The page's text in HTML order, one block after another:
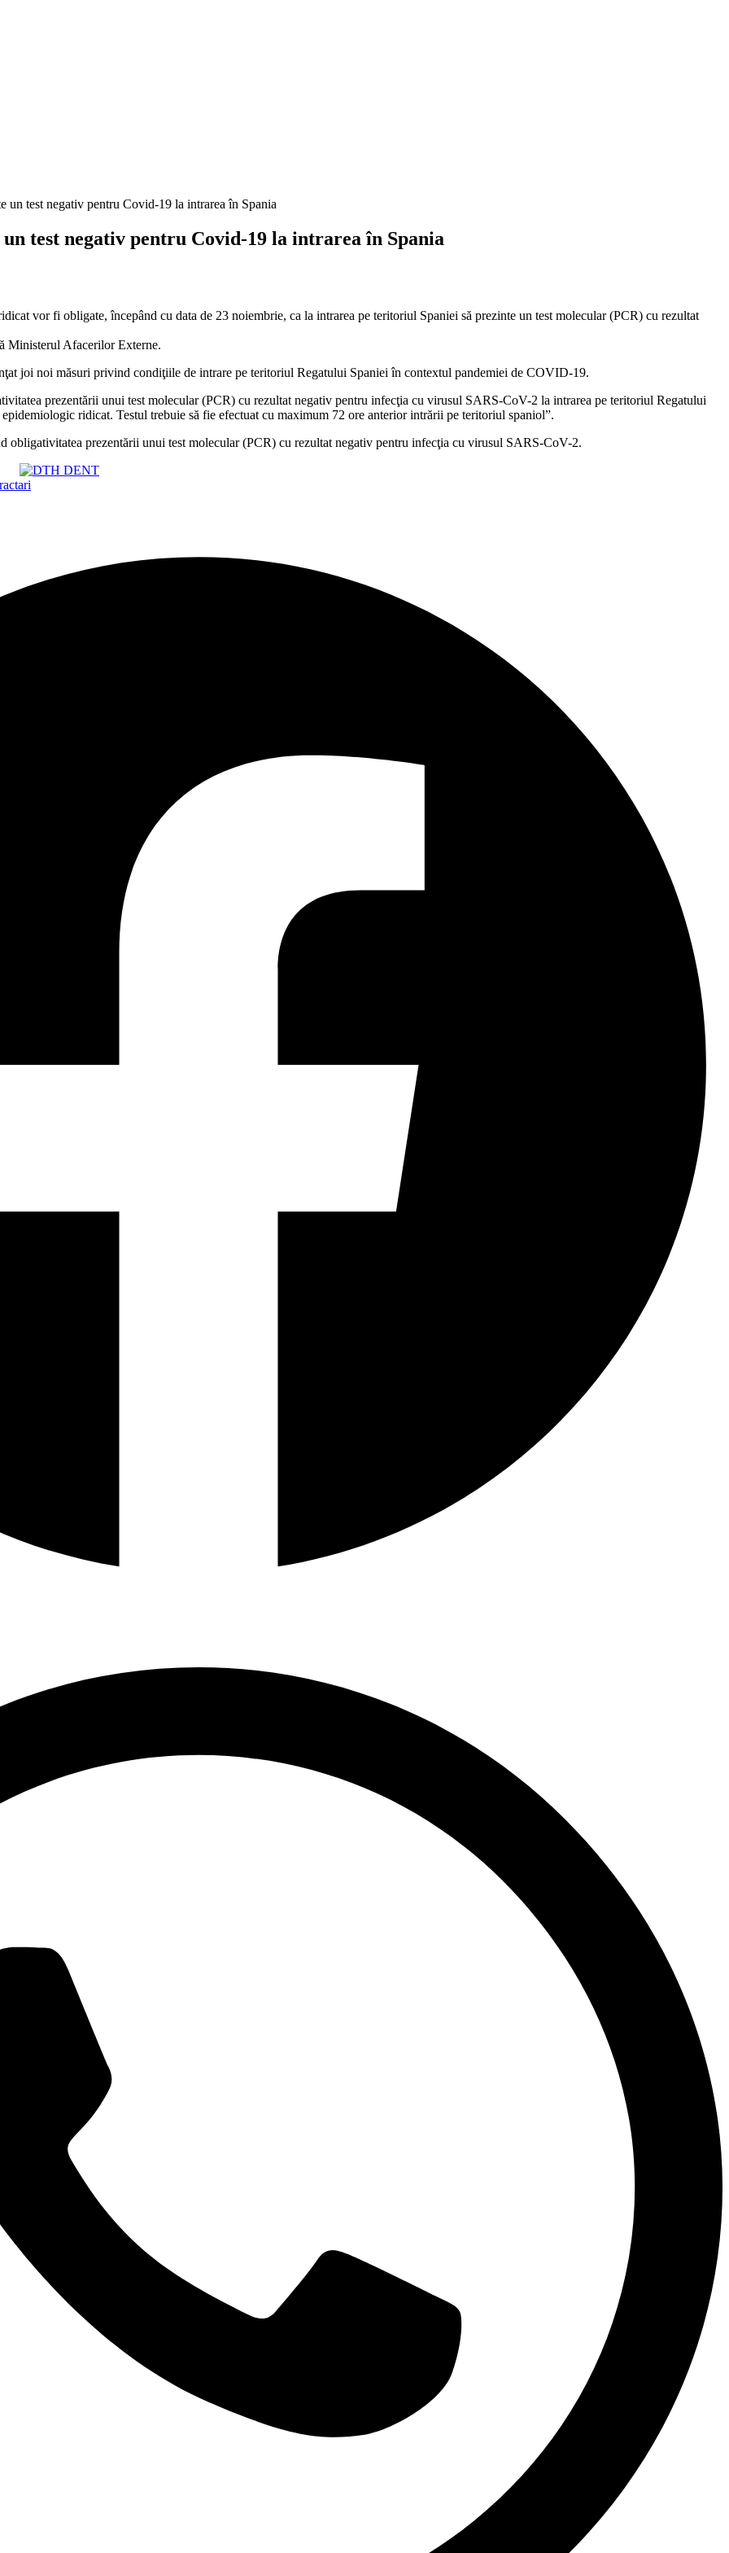
test negativ pentru Covid-19 la intrarea în Spania
vor fi obligate, începând cu data de 23 noiembrie, ca la intrarea pe teritoriul Spaniei să prezinte un test molecular (PCR) cu rezultat
Ministerul Afacerilor Externe.
joi noi măsuri privind condiţiile de intrare pe teritoriul Regatului Spaniei în contextul pandemiei de COVID-19.
prezentării unui test molecular (PCR) cu rezultat negativ pentru infecţia cu virusul SARS-CoV-2 la intrarea pe teritoriul Regatului
epidemiologic ridicat. Testul trebuie să fie efectuat cu maximum 72 ore anterior intrării pe teritoriul spaniol”.
obligativitatea prezentării unui test molecular (PCR) cu rezultat negativ pentru infecţia cu virusul SARS-CoV-2.